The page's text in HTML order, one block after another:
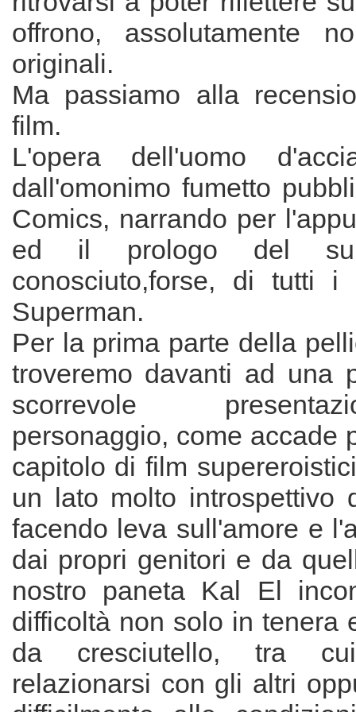
offrono, assolutamente
originali.
Ma passiamo alla
film.
L'opera dell'uomo
dall'omonimo fumetto
Comics, narrando per
ed il prologo del
conosciuto,forse, di tutti i
Superman.
Per la prima parte della
troveremo davanti ad una
scorrevole
personaggio, come accade
capitolo di film
un lato molto introspettivo
facendo leva sull'amore e
dai propri genitori e da
nostro paneta Kal El
difficoltà non solo in tenera
da cresciutello, tra
relazionarsi con gli altri